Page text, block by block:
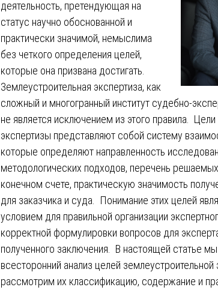
деятельность, претендующая на
статус научно обоснованной и
практически значимой, немыслима
без четкого определения целей,
которые она призвана достигать.
Землеустроительная экспертиза, как
сложный и многогранный институт судебно-
не является исключением из этого правила.
экспертизы представляют собой систему
которые определяют направленность
методологических подходов, перечень
конечном счете, практическую значимость
для заказчика и суда. Понимание этих целей
условием для правильной организации
корректной формулировки вопросов для
полученного заключения. В настоящей статье
всесторонний анализ целей землеустроительной
рассмотрим их классификацию, содержание и